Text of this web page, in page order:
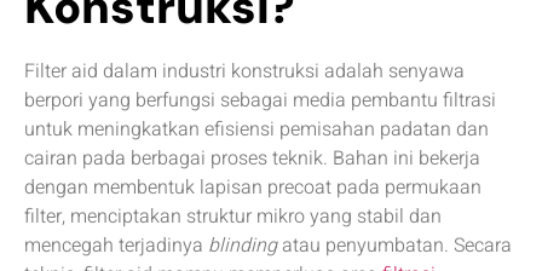
Filter aid dalam industri konstruksi adalah senyawa
berpori yang berfungsi sebagai media pembantu filtrasi
untuk meningkatkan efisiensi pemisahan padatan dan
cairan pada berbagai proses teknik. Bahan ini bekerja
dengan membentuk lapisan precoat pada permukaan
filter, menciptakan struktur mikro yang stabil dan
mencegah terjadinya blindingatau penyumbatan. Secara